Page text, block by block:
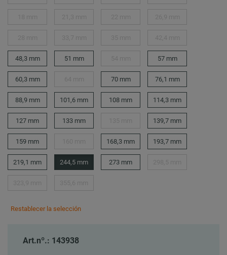
48,3 mm 51 mm 57 mm
60,3 mm 70 mm 76,1 mm
88,9 mm 101,6 mm 108 mm 114,3 mm
127 mm 133 mm 139,7 mm
159 mm 168,3 mm 193,7 mm
219,1 mm 244,5 mm 273 mm
Restablecer la selección
Art.nº.: 143938